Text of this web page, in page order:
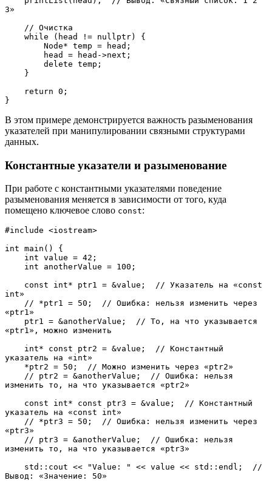
3»
    // Очистка
    while (head != nullptr) {
        Node* temp = head;
        head = head->next;
        delete temp;
    }
    return 0;
}
В этом примере демонстрируется важность разыменования
указателей при манипулировании связными структурами
данных.
Константные указатели и разыменование
При работе с константными указателями поведение
разыменования меняется в зависимости от того, куда
помещено ключевое слово const:
#include <iostream>
int main() {
    int value = 42;
    int anotherValue = 100;
int»
«ptr1»
«ptr1», можно изменить
указатель на «int»
    *ptr2 = 50;  // Можно изменить через «ptr2»
изменить то, на что указывается «ptr2»
указатель на «const int»
«ptr3»
изменить то, на что указывается «ptr3»
Вывод: «Значение: 50»